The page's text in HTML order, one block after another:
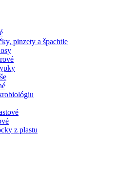
pinzety a špachtle
z plastu